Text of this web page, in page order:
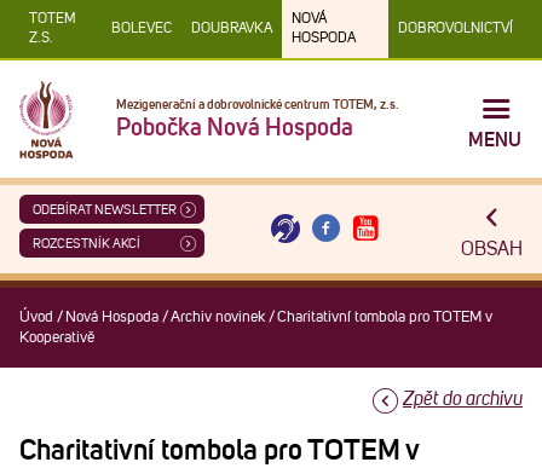
TOTEM
Z.S.
BOLEVEC DOUBRAVKA
NOVÁ
HOSPODA
DOBROVOLNICTVÍ
Mezigenerační a dobrovolnické centrum TOTEM, z.s.
Pobočka Nová Hospoda
MENU
ODEBÍRAT NEWSLETTER
ROZCESTNÍK AKCÍ OBSAH
Úvod / Nová Hospoda /Archiv novinek /Charitativní tombola pro TOTEM v
Kooperativě
Zpět do archivu
Charitativní tombola pro TOTEM v